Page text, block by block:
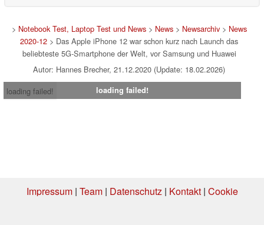
> Notebook Test, Laptop Test und News> News> Newsarchiv> News
2020-12 > Das Apple iPhone 12 war schon kurz nach Launch das
beliebteste 5G-Smartphone der Welt, vor Samsung und Huawei
Autor: Hannes Brecher, 21.12.2020 (Update: 18.02.2026)
loading failed!
loading failed!
Impressum| Team| Datenschutz| Kontakt| Cookie